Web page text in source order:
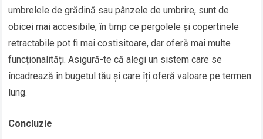
umbrelele de grădină sau pânzele de umbrire, sunt de
obicei mai accesibile, în timp ce pergolele și copertinele
retractabile pot fi mai costisitoare, dar oferă mai multe
funcționalități. Asigură-te că alegi un sistem care se
încadrează în bugetul tău și care îți oferă valoare pe termen
lung.
Concluzie